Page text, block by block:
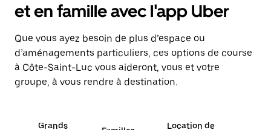
et en famille avec l'app Uber
Que vous ayez besoin de plus d’espace ou
d’aménagements particuliers, ces options de course
à Côte-Saint-Luc vous aideront, vous et votre
groupe, à vous rendre à destination.
Grands
Location de